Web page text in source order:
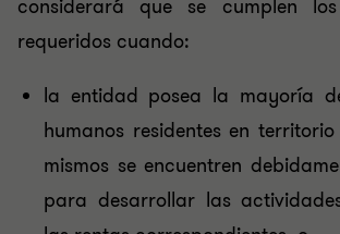
considerará que se cumplen
requeridos cuando:
la entidad posea la mayoría
humanos residentes en
mismos se encuentren
para desarrollar las